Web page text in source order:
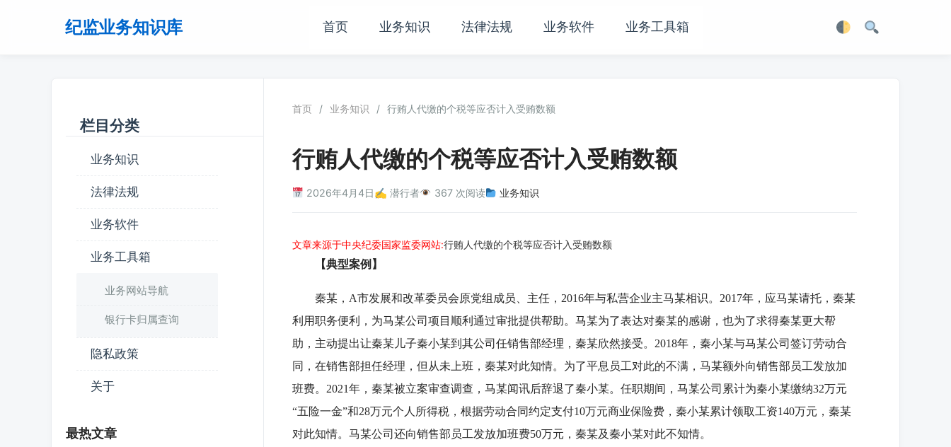
纪监业务知识库 首页 业务知识 法律法规 业务软件 业务工具箱
栏目分类
业务知识
法律法规
业务软件
业务工具箱
业务网站导航
银行卡归属查询
隐私政策
关于
最热文章
首页 / 业务知识 / 行贿人代缴的个税等应否计入受贿数额
行贿人代缴的个税等应否计入受贿数额
2026年4月4日✍️ 潜行者 367 次阅读 业务知识
文章来源于中央纪委国家监委网站:行贿人代缴的个税等应否计入受贿数额
【典型案例】
秦某，A市发展和改革委员会原党组成员、主任，2016年与私营企业主马某相识。2017年，应马某请托，秦某
利用职务便利，为马某公司项目顺利通过审批提供帮助。马某为了表达对秦某的感谢，也为了求得秦某更大帮
助，主动提出让秦某儿子秦小某到其公司任销售部经理，秦某欣然接受。2018年，秦小某与马某公司签订劳动合
同，在销售部担任经理，但从未上班，秦某对此知情。为了平息员工对此的不满，马某额外向销售部员工发放加
班费。2021年，秦某被立案审查调查，马某闻讯后辞退了秦小某。任职期间，马某公司累计为秦小某缴纳32万元
“五险一金”和28万元个人所得税，根据劳动合同约定支付10万元商业保险费，秦小某累计领取工资140万元，秦某
对此知情。马某公司还向销售部员工发放加班费50万元，秦某及秦小某对此不知情。